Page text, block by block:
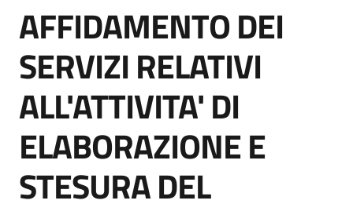
acquisto
Supporto
Piattaforme
telematiche
Salta al contenuto
AFFIDAMENTO DEI
SERVIZI RELATIVI
ALL'ATTIVITA' DI
ELABORAZIONE E
STESURA DEL